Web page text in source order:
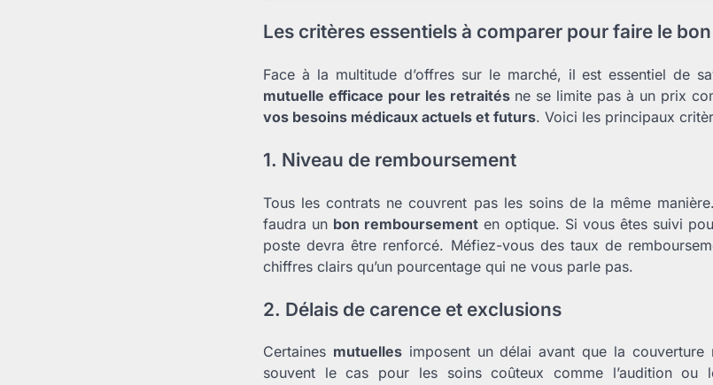
Les critères essentiels à comparer pour faire le
Face à la multitude d’offres sur le marché, il est essentiel de
mutuelle efficace pour les retraitésne se limite pas à un prix
vos besoins médicaux actuels et futurs. Voici les principaux
1. Niveau de remboursement
Tous les contrats ne couvrent pas les soins de la même
faudra un bon remboursement en optique. Si vous êtes suivi
poste devra être renforcé. Méfiez-vous des taux de
chiffres clairs qu’un pourcentage qui ne vous parle pas.
2. Délais de carence et exclusions
Certaines mutuellesimposent un délai avant que la couverture
souvent le cas pour les soins coûteux comme l’audition ou